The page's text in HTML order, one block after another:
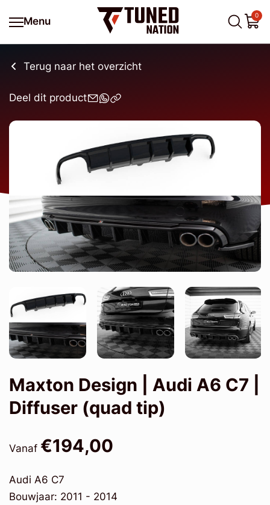
Menu
0
Terug naar het overzicht
Deel dit product
Maxton Design | Audi A6 C7 |
Diffuser (quad tip)
Vanaf €194,00
Audi A6 C7
Bouwjaar: 2011 - 2014